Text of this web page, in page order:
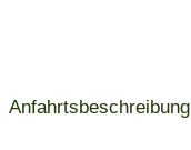
Anfahrtsbeschreibung